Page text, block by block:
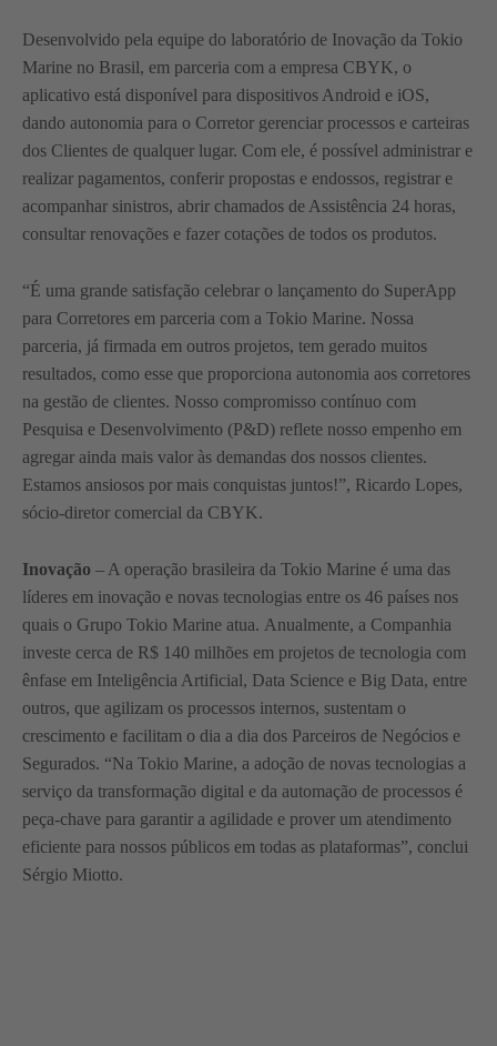
Desenvolvido pela equipe do laboratório de Inovação da Tokio
Marine no Brasil, em parceria com a empresa CBYK, o
aplicativo está disponível para dispositivos Android e iOS,
dando autonomia para o Corretor gerenciar processos e carteiras
dos Clientes de qualquer lugar. Com ele, é possível administrar e
realizar pagamentos, conferir propostas e endossos, registrar e
acompanhar sinistros, abrir chamados de Assistência 24 horas,
consultar renovações e fazer cotações de todos os produtos.
“É uma grande satisfação celebrar o lançamento do SuperApp
para Corretores em parceria com a Tokio Marine. Nossa
parceria, já firmada em outros projetos, tem gerado muitos
resultados, como esse que proporciona autonomia aos corretores
na gestão de clientes. Nosso compromisso contínuo com
Pesquisa e Desenvolvimento (P&D) reflete nosso empenho em
agregar ainda mais valor às demandas dos nossos clientes.
Estamos ansiosos por mais conquistas juntos!”, Ricardo Lopes,
sócio-diretor comercial da CBYK.
Inovação – A operação brasileira da Tokio Marine é uma das
líderes em inovação e novas tecnologias entre os 46 países nos
quais o Grupo Tokio Marine atua. Anualmente, a Companhia
investe cerca de R$ 140 milhões em projetos de tecnologia com
ênfase em Inteligência Artificial, Data Science e Big Data, entre
outros, que agilizam os processos internos, sustentam o
crescimento e facilitam o dia a dia dos Parceiros de Negócios e
Segurados. “Na Tokio Marine, a adoção de novas tecnologias a
serviço da transformação digital e da automação de processos é
peça-chave para garantir a agilidade e prover um atendimento
eficiente para nossos públicos em todas as plataformas”, conclui
Sérgio Miotto.